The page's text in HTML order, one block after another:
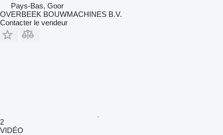
Pays-Bas, Goor
OVERBEEK BOUWMACHINES B.V.
Contacter le vendeur
2
VIDÉO